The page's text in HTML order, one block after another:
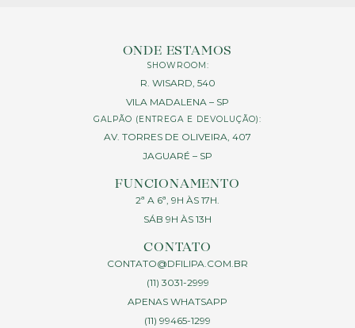
ONDE ESTAMOS
SHOWROOM:
R. WISARD, 540
VILA MADALENA – SP
GALPÃO (ENTREGA E DEVOLUÇÃO):
AV. TORRES DE OLIVEIRA, 407
JAGUARÉ – SP
FUNCIONAMENTO
2ª A 6ª, 9H ÀS 17H.
SÁB 9H ÀS 13H
CONTATO
CONTATO@DFILIPA.COM.BR
(11) 3031-2999
APENAS WHATSAPP
(11) 99465-1299